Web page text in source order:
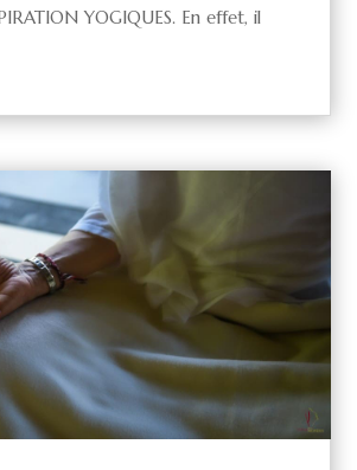
YOGIQUES. En effet, il